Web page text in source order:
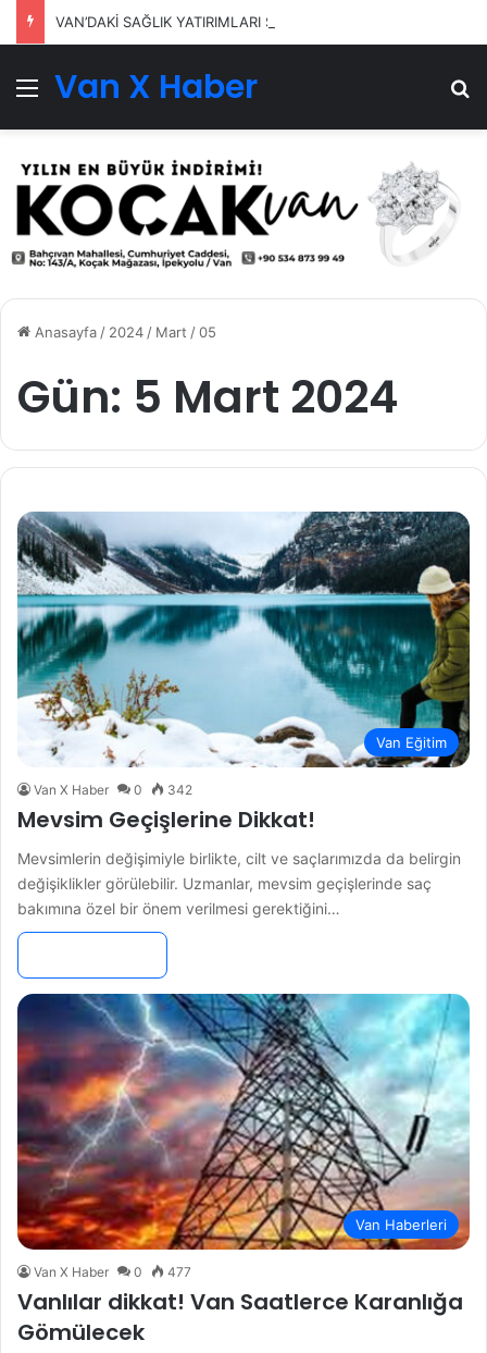
VAN’DAKİ SAĞLIK YATIRIMLARI SÜRÜYOR
Menü
Van X Haber
Anasayfa/ 2024/ Mart /05
Gün: 5 Mart 2024
Van Eğitim
Van X Haber 0 342
Mevsim Geçişlerine Dikkat!
Mevsimlerin değişimiyle birlikte, cilt ve saçlarımızda da belirgin
değişiklikler görülebilir. Uzmanlar, mevsim geçişlerinde saç
bakımına özel bir önem verilmesi gerektiğini…
Van Haberleri
Van X Haber 0 477
Vanlılar dikkat! Van Saatlerce Karanlığa
Gömülecek